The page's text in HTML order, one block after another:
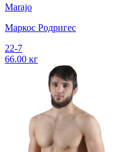
Marajo
Маркос Родригес
22-7
66.00 кг